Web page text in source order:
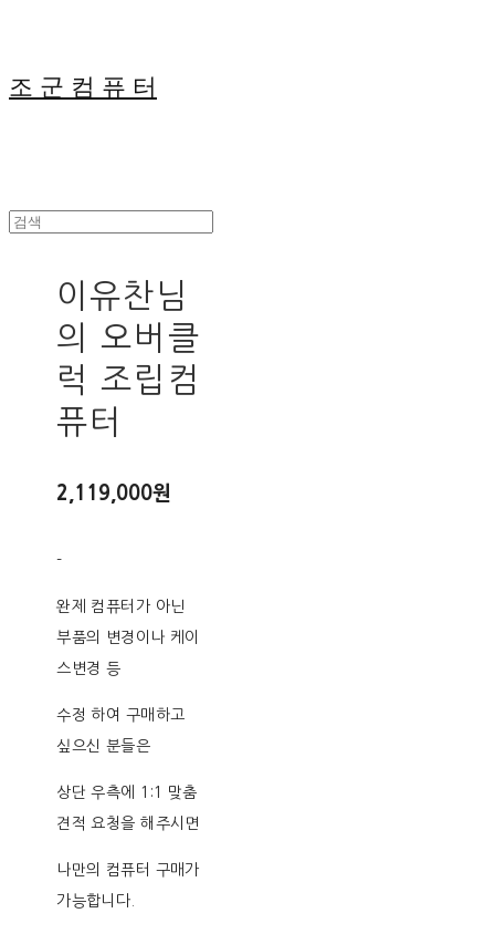
조 군 컴 퓨 터
이유찬님
의 오버클
럭 조립컴
퓨터
2,119,000원
-
완제 컴퓨터가 아닌
부품의 변경이나 케이
스변경 등
수정 하여 구매하고
싶으신 분들은
상단 우측에 1:1 맞춤
견적 요청을 해주시면
나만의 컴퓨터 구매가
가능합니다.